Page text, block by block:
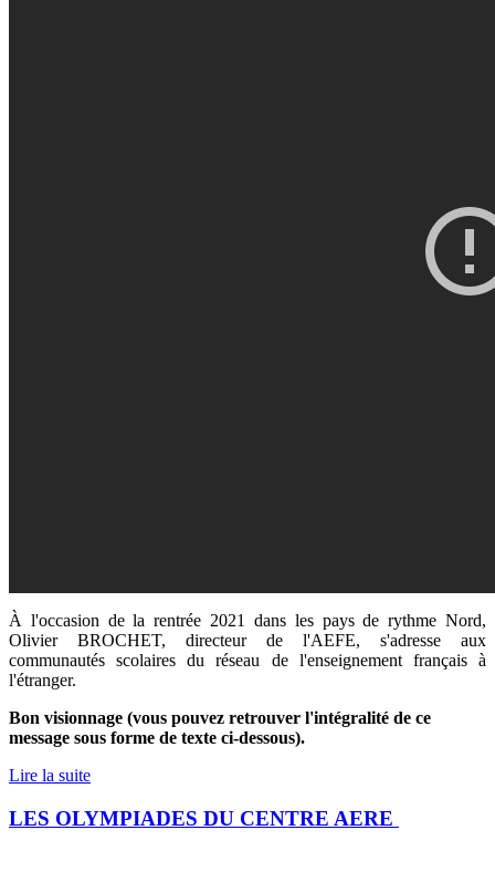
À l'occasion de la rentrée 2021 dans les pays de rythme Nord,
Olivier BROCHET, directeur de l'AEFE, s'adresse aux
communautés scolaires du réseau de l'enseignement français à
l'étranger.
Bon visionnage (vous pouvez retrouver l'intégralité de ce
message sous forme de texte ci-dessous).
Lire la suite
LES OLYMPIADES DU CENTRE AERE